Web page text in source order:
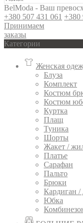
BelModa - Ваш
+380 507 431 061 +380
Принимаем
заказы
Категории
Женская
Блуза
Комплект
Костюм
Костюм
Куртка
Плащ
Туника
Шорты
Жакет /
Платье
Сарафан
Пальто
Брюки
Кардиган
Юбка